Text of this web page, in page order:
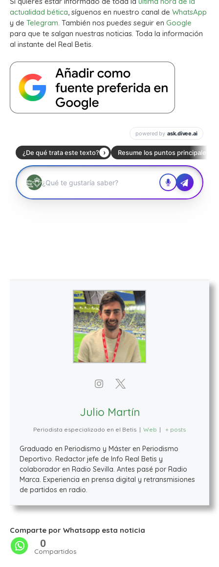
actualidad bética, síguenos en nuestro canal de WhatsApp
y de Telegram. También nos puedes seguir en Google
para que te salgan nuestras noticias. Toda la información
al instante del Real Betis.
Julio Martín
Periodista especializado en el Betis | Web | + posts
Graduado en Periodismo y Máster en Periodismo
Deportivo. Redactor jefe de Info Real Betis y
colaborador en Radio Sevilla. Antes pasé por Radio
Marca. Experiencia en prensa digital y retransmisiones
de partidos en radio.
Comparte por Whatsapp esta noticia
0
Compartidos